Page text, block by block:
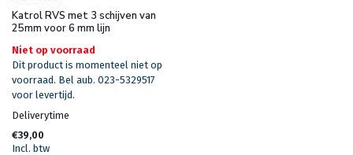
Katrol RVS met 3 schijven van
25mm voor 6 mm lijn
Niet op voorraad
Dit product is momenteel niet op
voorraad. Bel aub. 023-5329517
voor levertijd.
Deliverytime
€39,00
Incl. btw